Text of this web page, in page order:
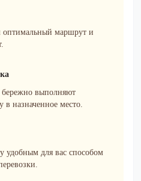
оптимальный маршрут и
выполняют
в назначенное место.
удобным для вас способом